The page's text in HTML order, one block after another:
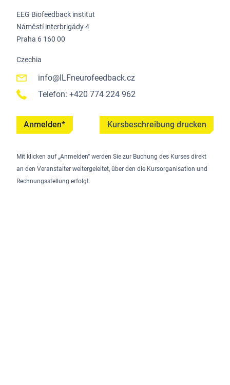
EEG Biofeedback institut
Náměstí interbrigády 4
Praha 6 160 00
Czechia
info@ILFneurofeedback.cz
Telefon: +420 774 224 962
Anmelden* Kursbeschreibung drucken
Mit klicken auf „Anmelden“ werden Sie zur Buchung des Kurses direkt
an den Veranstalter weitergeleitet, über den die Kursorganisation und
Rechnungsstellung erfolgt.